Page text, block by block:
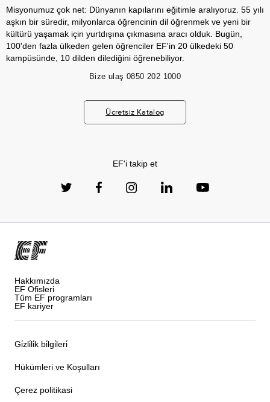
Misyonumuz çok net: Dünyanın kapılarını eğitimle aralıyoruz. 55 yılı
aşkın bir süredir, milyonlarca öğrencinin dil öğrenmek ve yeni bir
kültürü yaşamak için yurtdışına çıkmasına aracı olduk. Bugün,
100'den fazla ülkeden gelen öğrenciler EF'in 20 ülkedeki 50
kampüsünde, 10 dilden dilediğini öğrenebiliyor.
Bize ulaş 0850 202 1000
Ücretsiz Katalog
EF'i takip et
Hakkımızda
EF Ofisleri
Tüm EF programları
EF kariyer
Gi̇zli̇li̇k bi̇lgi̇leri̇
Hükümleri ve Koşulları
Çerez politikasi